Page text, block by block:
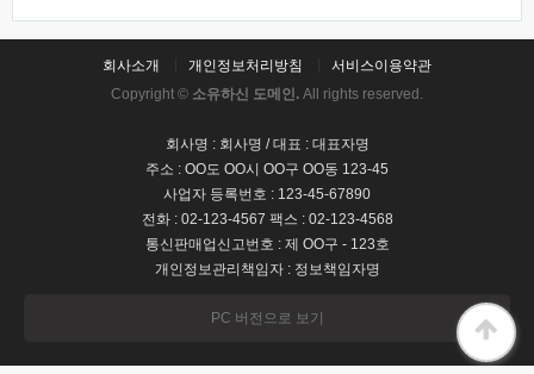
회사소개 개인정보처리방침
서비스이용약관
Copyright © 소유하신 도메인. All rights reserved.
회사명 : 회사명 / 대표 : 대표자명
주소 : OO도 OO시 OO구 OO동 123-45
사업자 등록번호 : 123-45-67890
전화 : 02-123-4567 팩스 : 02-123-4568
통신판매업신고번호 : 제 OO구 - 123호
개인정보관리책임자 : 정보책임자명
PC 버전으로 보기